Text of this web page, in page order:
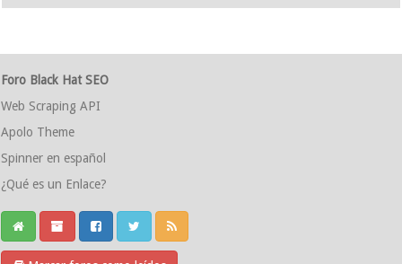
Foro Black Hat SEO
Web Scraping API
Apolo Theme
Spinner en español
¿Qué es un Enlace?